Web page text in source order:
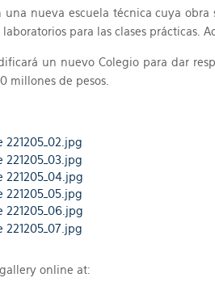
nueva escuela técnica cuya
para las clases prácticas.
un nuevo Colegio para dar
millones de pesos.
online at: